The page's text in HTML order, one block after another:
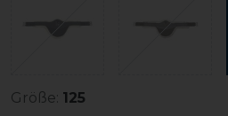
Größe: 125